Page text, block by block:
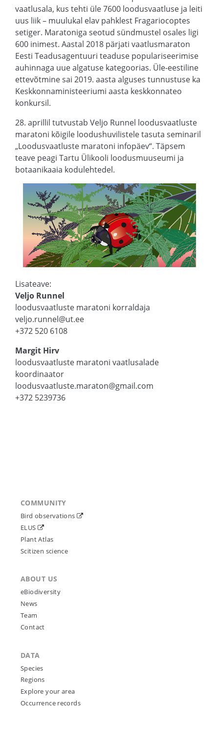
vaatlusala, kus tehti üle 7600 loodusvaatluse ja leiti
uus liik – muulukal elav pahklest Fragariocoptes
setiger. Maratoniga seotud sündmustel osales ligi
600 inimest. Aastal 2018 pärjati vaatlusmaraton
Eesti Teadusagentuuri teaduse populariseerimise
auhinnaga uue algatuse kategoorias. Üle-eestiline
ettevõtmine sai 2019. aasta alguses tunnustuse ka
Keskkonnaministeeriumi aasta keskkonnateo
konkursil.
28. aprillil tutvustab Veljo Runnel loodusvaatluste
maratoni kõigile loodushuvilistele tasuta seminaril
„Loodusvaatluste maratoni infopäev“. Täpsem
teave peagi Tartu Ülikooli loodusmuuseumi ja
botaanikaaia kodulehtedel.
Lisateave:
Veljo Runnel
loodusvaatluste maratoni korraldaja
veljo.runnel@ut.ee
+372 520 6108
Margit Hirv
loodusvaatluste maratoni vaatlusalade
koordinaator
loodusvaatluste.maraton@gmail.com
+372 5239736
COMMUNITY
Bird observations
ELUS
Plant Atlas
Scitizen science
ABOUT US
eBiodiversity
News
Team
Contact
DATA
Species
Regions
Explore your area
Occurrence records